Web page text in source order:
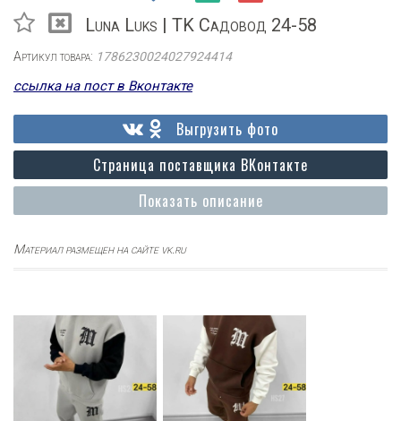
Luna Luks | TK Садовод 24-58
Артикул товара: 1786230024027924414
ссылка на пост в Вконтакте
Показать описание
Страница поставщика ВКонтакте
Выгрузить фото
Материал размещен на сайте vk.ru